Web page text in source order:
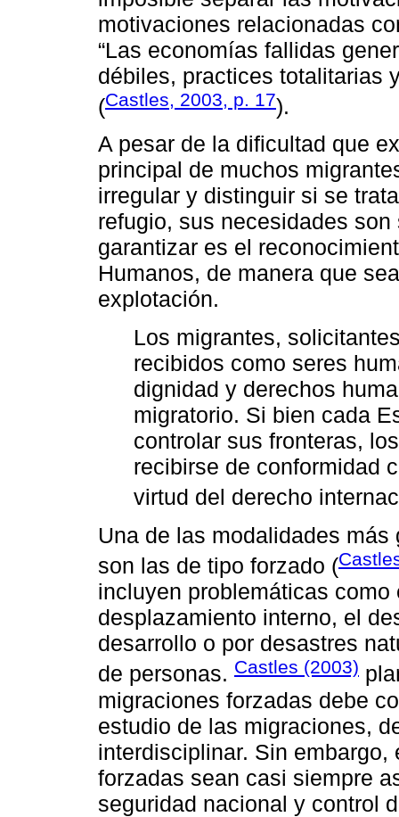
motivaciones relacionadas
“Las economías fallidas
débiles, practices totalitarias
(Castles, 2003, p. 17).
A pesar de la dificultad que
principal de muchos
irregular y distinguir si se
refugio, sus necesidades
garantizar es el
Humanos, de manera que
explotación.
Los migrantes,
recibidos como seres
dignidad y derechos
migratorio. Si bien cada
controlar sus fronteras,
recibirse de conformidad
virtud del derecho
Una de las modalidades
son las de tipo forzado (
incluyen problemáticas
desplazamiento interno, el
desarrollo o por desastres
de personas. Castles (2003)
migraciones forzadas debe
estudio de las migraciones,
interdisciplinar. Sin
forzadas sean casi siempre
seguridad nacional y control